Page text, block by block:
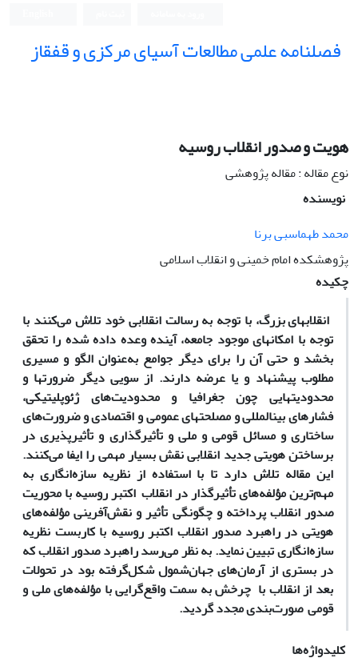
فصلنامه علمی مطالعات آسیای مرکزی و قفقاز
هویت و صدور انقلاب روسیه
نوع مقاله : مقاله پژوهشی
نویسنده
محمد طهماسبی برنا
پژوهشکده امام خمینی و انقلاب اسلامی
چکیده
انقلابهای بزرگ، با توجه به رسالت انقلابی خود تلاش می‌کنند با
توجه با امکانهای موجود جامعه، آینده وعده داده شده را تحقق
بخشد و حتی آن را برای دیگر جوامع به‌عنوان الگو و مسیری
مطلوب پیشنهاد و یا عرضه دارند. از سویی دیگر ضرورتها و
محدودیتهایی چون جغرافیا و محدودیت‌های ژئوپلیتیکی،
فشارهای بینالمللی و مصلحتهای عمومی و اقتصادی و ضرورت‌های
ساختاری و مسائل قومی و ملی و تأثیرگذاری و تأثیرپذیری در
برساختن هویتی جدید انقلابی نقش بسیار مهمی را ایفا می‌کنند.
این مقاله تلاش دارد تا با استفاده از نظریه سازه‌انگاری به
مهم‌ترین مؤلفه‌های تأثیرگذار در انقلاب اکتبر روسیه با محوریت
صدور انقلاب پرداخته و چگونگی تأثیر و نقش‌آفرینی مؤلفه‌های
هویتی در راهبرد صدور انقلاب اکتبر روسیه با کاربست نظریه
سازه‌انگاری تبیین نماید. به نظر می‌رسد راهبرد صدور انقلاب که
در بستری از آرمان‌های جهان‌شمول شکل‌گرفته بود در تحولات
بعد از انقلاب با چرخش به سمت واقع‌گرایی با مؤلفه‌های ملی و
قومی صورت‌بندی مجدد گردید.
کلیدواژه‌ها